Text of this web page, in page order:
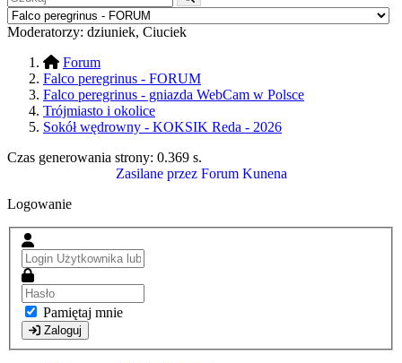
Moderatorzy: dziuniek, Ciuciek
Forum
Falco peregrinus - FORUM
Falco peregrinus - gniazda WebCam w Polsce
Trójmiasto i okolice
Sokół wędrowny - KOKSIK Reda - 2026
Czas generowania strony: 0.369 s.
Zasilane przez Forum Kunena
Logowanie
Pamiętaj mnie
Zaloguj